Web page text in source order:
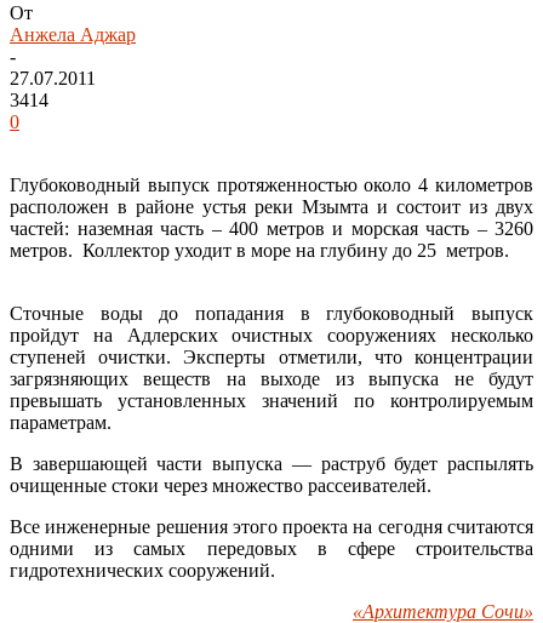
От
Анжела Аджар
-
27.07.2011
3414
0
Глубоководный выпуск протяженностью около 4 километров
расположен в районе устья реки Мзымта и состоит из двух
частей: наземная часть – 400 метров и морская часть – 3260
метров. Коллектор уходит в море на глубину до 25 метров.
Сточные воды до попадания в глубоководный выпуск
пройдут на Адлерских очистных сооружениях несколько
ступеней очистки. Эксперты отметили, что концентрации
загрязняющих веществ на выходе из выпуска не будут
превышать установленных значений по контролируемым
параметрам.
В завершающей части выпуска — раструб будет распылять
очищенные стоки через множество рассеивателей.
Все инженерные решения этого проекта на сегодня считаются
одними из самых передовых в сфере строительства
гидротехнических сооружений.
«Архитектура Сочи»